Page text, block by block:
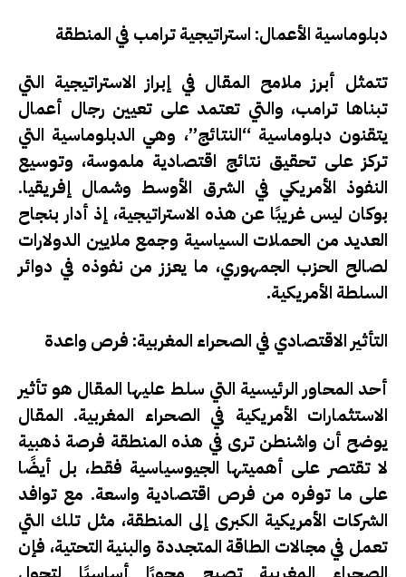
دبلوماسية الأعمال: استراتيجية ترامب في المنطقة
تتمثل أبرز ملامح المقال في إبراز الاستراتيجية التي
تبناها ترامب، والتي تعتمد على تعيين رجال أعمال
يتقنون دبلوماسية “النتائج”، وهي الدبلوماسية التي
تركز على تحقيق نتائج اقتصادية ملموسة، وتوسيع
النفوذ الأمريكي في الشرق الأوسط وشمال إفريقيا.
بوكان ليس غريبًا عن هذه الاستراتيجية، إذ أدار بنجاح
العديد من الحملات السياسية وجمع ملايين الدولارات
لصالح الحزب الجمهوري، ما يعزز من نفوذه في دوائر
السلطة الأمريكية.
التأثير الاقتصادي في الصحراء المغربية: فرص واعدة
أحد المحاور الرئيسية التي سلط عليها المقال هو تأثير
الاستثمارات الأمريكية في الصحراء المغربية. المقال
يوضح أن واشنطن ترى في هذه المنطقة فرصة ذهبية
لا تقتصر على أهميتها الجيوسياسية فقط، بل أيضًا
على ما توفره من فرص اقتصادية واسعة. مع توافد
الشركات الأمريكية الكبرى إلى المنطقة، مثل تلك التي
تعمل في مجالات الطاقة المتجددة والبنية التحتية، فإن